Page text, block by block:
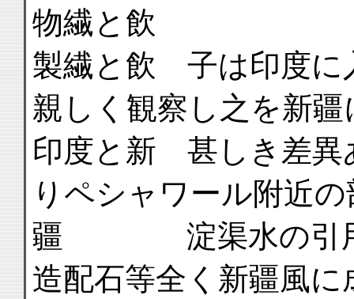
物繊と飲
製繊と飲 子は印度に
親しく観察し之を新
印度と新 甚しき差異
りペシャワール附近
疆 淀渠水の引用
造配石等全く新疆風